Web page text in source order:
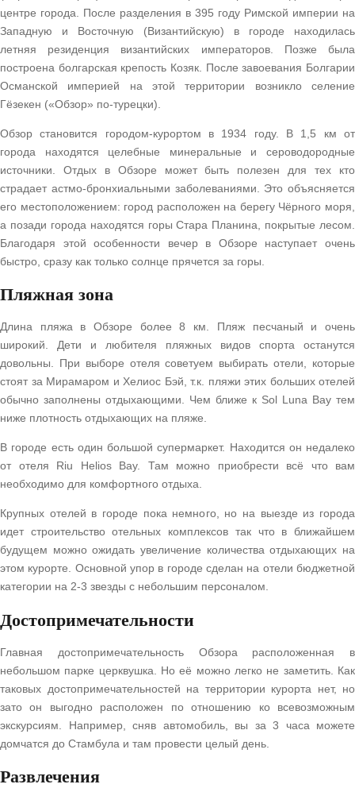
центре города. После разделения в 395 году Римской империи на
Западную и Восточную (Византийскую) в городе находилась
летняя резиденция византийских императоров. Позже была
построена болгарская крепость Козяк. После завоевания Болгарии
Османской империей на этой территории возникло селение
Гёзекен («Обзор» по-турецки).
Обзор становится городом-курортом в 1934 году. В 1,5 км от
города находятся целебные минеральные и сероводородные
источники. Отдых в Обзоре может быть полезен для тех кто
страдает астмо-бронхиальными заболеваниями. Это объясняется
его местоположением: город расположен на берегу Чёрного моря,
а позади города находятся горы Стара Планина, покрытые лесом.
Благодаря этой особенности вечер в Обзоре наступает очень
быстро, сразу как только солнце прячется за горы.
Пляжная зона
Длина пляжа в Обзоре более 8 км. Пляж песчаный и очень
широкий. Дети и любителя пляжных видов спорта останутся
довольны. При выборе отеля советуем выбирать отели, которые
стоят за Мирамаром и Хелиос Бэй, т.к. пляжи этих больших отелей
обычно заполнены отдыхающими. Чем ближе к Sol Luna Bay тем
ниже плотность отдыхающих на пляже.
В городе есть один большой супермаркет. Находится он недалеко
от отеля Riu Helios Bay. Там можно приобрести всё что вам
необходимо для комфортного отдыха.
Крупных отелей в городе пока немного, но на выезде из города
идет строительство отельных комплексов так что в ближайшем
будущем можно ожидать увеличение количества отдыхающих на
этом курорте. Основной упор в городе сделан на отели бюджетной
категории на 2-3 звезды с небольшим персоналом.
Достопримечательности
Главная достопримечательность Обзора расположенная в
небольшом парке церквушка. Но её можно легко не заметить. Как
таковых достопримечательностей на территории курорта нет, но
зато он выгодно расположен по отношению ко всевозможным
экскурсиям. Например, сняв автомобиль, вы за 3 часа можете
домчатся до Стамбула и там провести целый день.
Развлечения